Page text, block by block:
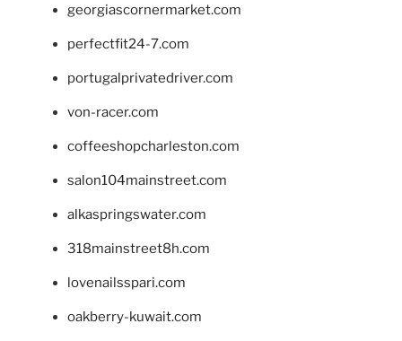
georgiascornermarket.com
perfectfit24-7.com
portugalprivatedriver.com
von-racer.com
coffeeshopcharleston.com
salon104mainstreet.com
alkaspringswater.com
318mainstreet8h.com
lovenailsspari.com
oakberry-kuwait.com